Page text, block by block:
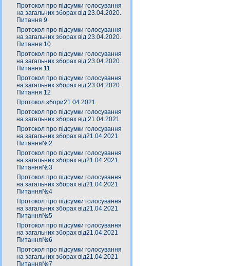
Протокол про підсумки голосування
на загальних зборах від 23.04.2020.
Питання 9
Протокол про підсумки голосування
на загальних зборах від 23.04.2020.
Питання 10
Протокол про підсумки голосування
на загальних зборах від 23.04.2020.
Питання 11
Протокол про підсумки голосування
на загальних зборах від 23.04.2020.
Питання 12
Протокол збори21.04.2021
Протокол про підсумки голосування
на загальних зборах від 21.04.2021
Протокол про підсумки голосування
на загальних зборах від21.04.2021
Питання№2
Протокол про підсумки голосування
на загальних зборах від21.04.2021
Питання№3
Протокол про підсумки голосування
на загальних зборах від21.04.2021
Питання№4
Протокол про підсумки голосування
на загальних зборах від21.04.2021
Питання№5
Протокол про підсумки голосування
на загальних зборах від21.04.2021
Питання№6
Протокол про підсумки голосування
на загальних зборах від21.04.2021
Питання№7